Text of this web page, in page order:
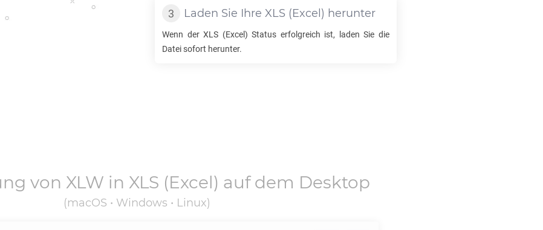
Laden Sie Ihre XLS (Excel) herunter
Wenn derXLS (Excel) Status erfolgreich ist, laden Sie die
Datei sofort herunter.
von XLW in XLS (Excel) auf dem Desktop
(macOS • Windows • Linux)